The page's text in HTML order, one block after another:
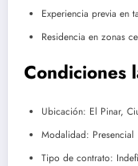
Experiencia previa en
Residencia en zonas
Condiciones
Ubicación: El Pinar,
Modalidad: Presencial
Tipo de contrato: